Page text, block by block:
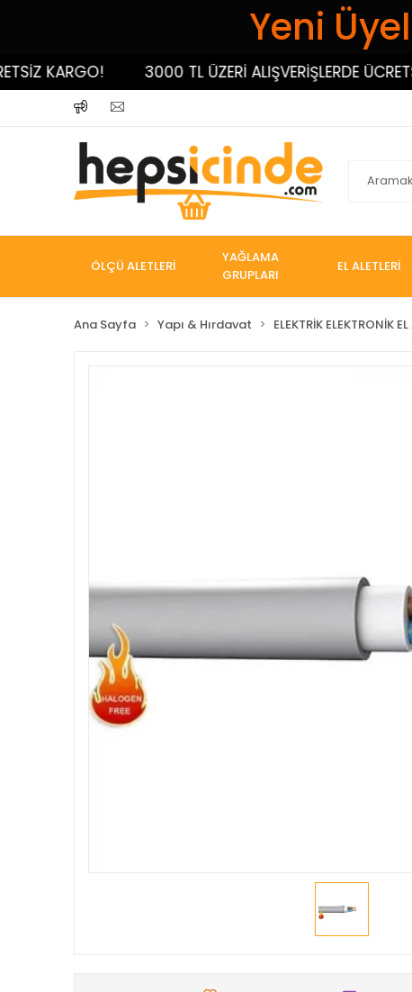
Yeni
KARGO! 3000 TL ÜZERİ ALIŞVERİŞLERDE ÜCRETSİZ
ÖLÇÜ ALETLERİ
YAĞLAMA
GRUPLARI
EL ALETLERİ
Ana Sayfa Yapı & Hırdavat ELEKTRİK ELEKTRONİK EL